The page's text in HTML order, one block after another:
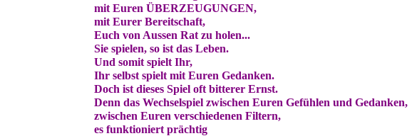
mit Euren ÜBERZEUGUNGEN,
mit Eurer Bereitschaft,
Euch von Aussen Rat zu holen...
Sie spielen, so ist das Leben.
Und somit spielt Ihr,
Ihr selbst spielt mit Euren Gedanken.
Doch ist dieses Spiel oft bitterer Ernst.
Denn das Wechselspiel zwischen Euren Gefühlen und Gedanken,
zwischen Euren verschiedenen Filtern,
es funktioniert prächtig